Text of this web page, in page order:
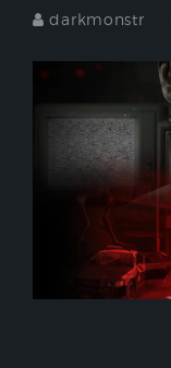
darkmonstr